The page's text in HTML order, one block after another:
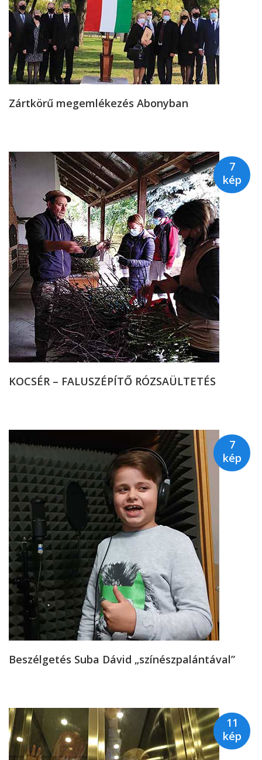
Zártkörű megemlékezés Abonyban
KOCSÉR – FALUSZÉPÍTŐ RÓZSAÜLTETÉS
7
kép
Beszélgetés Suba Dávid „színészpalántával”
7
kép
11
kép